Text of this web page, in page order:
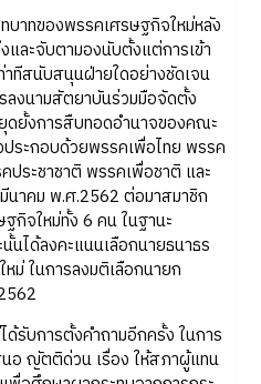
ทของพรรคเศรษฐกิจใหม่หลัง
และจับตามองนับตั้งแต่การเข้า
ทีสนับสนุนฝ่ายใดอย่างชัดเจน
ลงนามสัตยาบันร่วมมือจัดตั้ง
ดยั้งการสืบทอดอำนาจของคณะ
ระกอบด้วยพรรคเพื่อไทย พรรค
ประชาชาติ พรรคเพื่อชาติ และ
นาคม พ.ศ.2562 ต่อมาสมาชิก
จใหม่ทั้ง 6 คน ในฐานะ
นได้ลงคะแนนเลือกนายธนาธร
ม่ ในการลงมติเลือกนายก
บการตั้งคำถามอีกครั้ง ในการ
นอ ญัตติด่วน เรื่อง ให้สภาผู้แทน